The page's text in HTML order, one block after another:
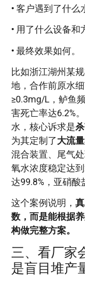
• 客户遇到了什么
• 用了什么设备和
• 最终效果如何。
比如浙江湖州某
地，合作前原水
≥0.3mg/L，鲈鱼
害死亡率达6.2%
水，核心诉求是
为其定制了大流
混合装置、尾气
氧水浓度稳定达
达99.8%，亚硝酸
这个案例说明，
数，而是能根据
构做完整方案。
三、看厂家
是盲目堆产